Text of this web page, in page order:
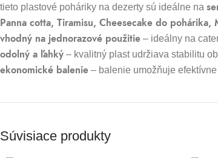
tieto plastové poháriky na dezerty sú ideálne na
Panna cotta, Tiramisu, Cheesecake do
vhodný na jednorazové použitie – ideálny na
odolný a ľahký – kvalitný plast udržiava stabilitu
ekonomické balenie – balenie umožňuje
Súvisiace produkty